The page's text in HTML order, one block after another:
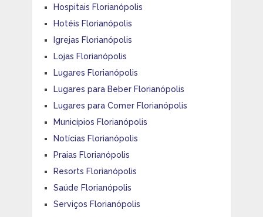
Hospitais Florianópolis
Hotéis Florianópolis
Igrejas Florianópolis
Lojas Florianópolis
Lugares Florianópolis
Lugares para Beber Florianópolis
Lugares para Comer Florianópolis
Municípios Florianópolis
Notícias Florianópolis
Praias Florianópolis
Resorts Florianópolis
Saúde Florianópolis
Serviços Florianópolis